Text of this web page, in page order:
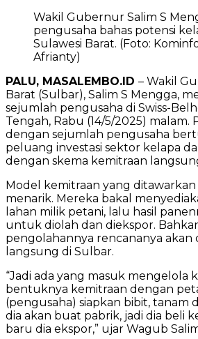
Wakil Gubernur Salim S
pengusaha bahas potensi
Sulawesi Barat. (Foto:
Afrianty)
PALU, MASALEMBO.ID – Wakil
Barat (Sulbar), Salim S Mengga,
sejumlah pengusaha di Swiss-
Tengah, Rabu (14/5/2025)
dengan sejumlah pengusaha
peluang investasi sektor kelapa
dengan skema kemitraan
Model kemitraan yang
menarik. Mereka bakal
lahan milik petani, lalu hasil
untuk diolah dan diekspor.
pengolahannya rencananya akan
langsung di Sulbar.
“Jadi ada yang masuk mengelola
bentuknya kemitraan dengan
(pengusaha) siapkan bibit, tanam
dia akan buat pabrik, jadi dia beli
baru dia ekspor,” ujar Wagub